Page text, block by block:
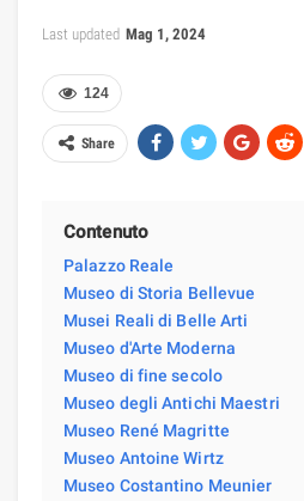
Last updated Mag 1, 2024
124
Share
Contenuto
Palazzo Reale
Museo di Storia Bellevue
Musei Reali di Belle Arti
Museo d'Arte Moderna
Museo di fine secolo
Museo degli Antichi Maestri
Museo René Magritte
Museo Antoine Wirtz
Museo Costantino Meunier